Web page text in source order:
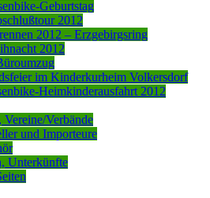
Geburtstag
2012
2012 – Erzgebirgsring
2012
im Kinderkurheim Volkersdorf
Heimkinderausfahrt 2012
Verbände
und Importeure
Unterkünfte